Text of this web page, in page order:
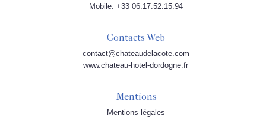
Mobile: +33 06.17.52.15.94
Contacts Web
contact@chateaudelacote.com
www.chateau-hotel-dordogne.fr
Mentions
Mentions légales